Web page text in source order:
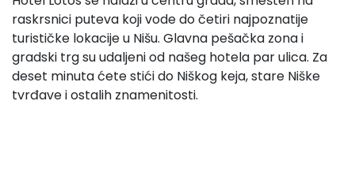
raskrsnici puteva koji vode do četiri najpoznatije
turističke lokacije u Nišu. Glavna pešačka zona i
gradski trg su udaljeni od našeg hotela par ulica. Za
deset minuta ćete stići do Niškog keja, stare Niške
tvrđave i ostalih znamenitosti.